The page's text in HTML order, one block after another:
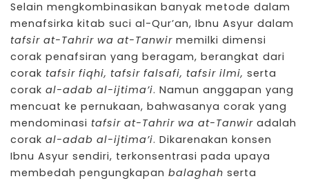
Selain mengkombinasikan banyak metode dalam
menafsirka kitab suci al-Qur’an, Ibnu Asyur dalam
tafsir at-Tahrir wa at-Tanwir memilki dimensi
corak penafsiran yang beragam, berangkat dari
corak tafsir fiqhi, tafsir falsafi, tafsir ilmi, serta
corak al-adab al-ijtima’i. Namun anggapan yang
mencuat ke pernukaan, bahwasanya corak yang
mendominasi tafsir at-Tahrir wa at-Tanwir adalah
corak al-adab al-ijtima’i. Dikarenakan konsen
Ibnu Asyur sendiri, terkonsentrasi pada upaya
membedah pengungkapan balaghah serta